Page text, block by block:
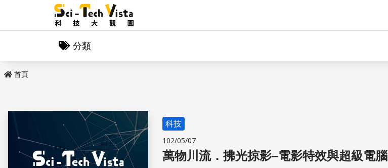
分類
首頁
科技
102/05/07
萬物川流．拂光掠影–電影特效與超級電腦